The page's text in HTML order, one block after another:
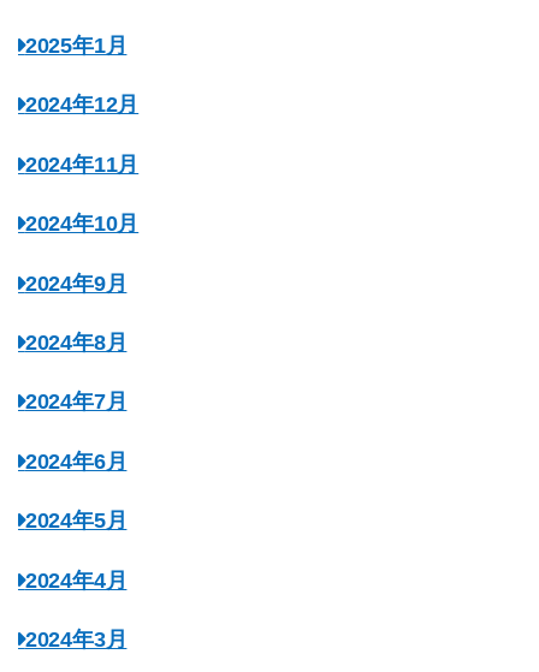
2025年1月
2024年12月
2024年11月
2024年10月
2024年9月
2024年8月
2024年7月
2024年6月
2024年5月
2024年4月
2024年3月